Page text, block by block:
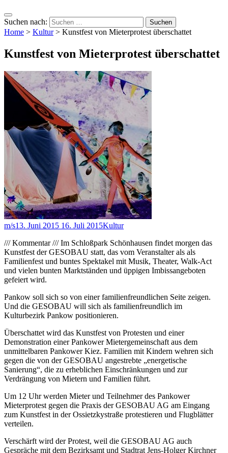
Suchen nach:
Home > Kultur> Kunstfest von Mieterprotest überschattet
Kunstfest von Mieterprotest überschattet
m/s13. Juni 2015 16. Juli 2015Kultur
/// Kommentar /// Im Schloßpark Schönhausen findet morgen das
Kunstfest der GESOBAU statt, das vom Veranstalter als als
Familienfest und buntes Spektakel mit Musik, Theater, Walk-Act
und vielen bunten Marktständen und üppigen Imbissangeboten
gefeiert wird.
Pankow soll sich so von einer familienfreundlichen Seite zeigen.
Und die GESOBAU will sich als familienfreundlich im
Kulturbezirk Pankow positionieren.
Überschattet wird das Kunstfest von Protesten und einer
Demonstration einer Pankower Mietergemeinschaft aus dem
unmittelbaren Pankower Kiez. Familien mit Kindern wehren sich
gegen die von der GESOBAU angestrebte „energetische
Sanierung“, die zu erheblichen Einschränkungen und zur
Verdrängung von Mietern und Familien führt.
Um 12 Uhr werden Mieter und Teilnehmer des Pankower
Mieterprotest gegen die Praxis der GESOBAU AG am Eingang
zum Kunstfest in der Ossietzkystraße protestieren und Flugblätter
verteilen.
Verschärft wird der Protest, weil die GESOBAU AG auch
Gespräche mit dem Bezirksamt und Stadtrat Jens-Holger Kirchner